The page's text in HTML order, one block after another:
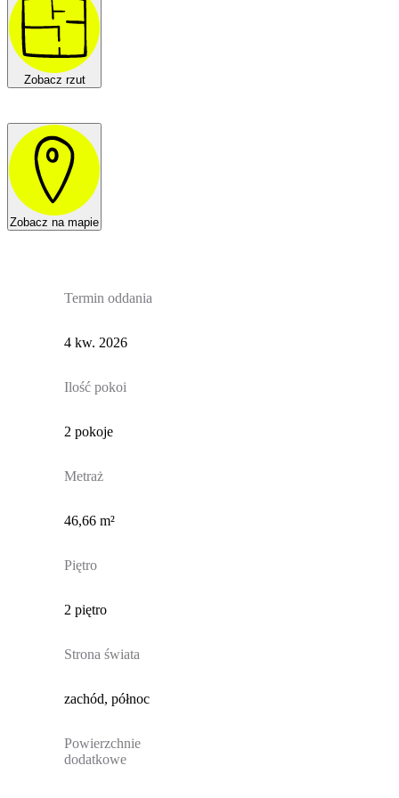
Zobacz rzut
Zobacz na mapie
Termin oddania
4 kw. 2026
Ilość pokoi
2 pokoje
Metraż
46,66 m²
Piętro
2 piętro
Strona świata
zachód, północ
Powierzchnie
dodatkowe